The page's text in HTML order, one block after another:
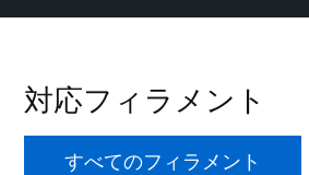
対応フィラメント
すべてのフィラメント